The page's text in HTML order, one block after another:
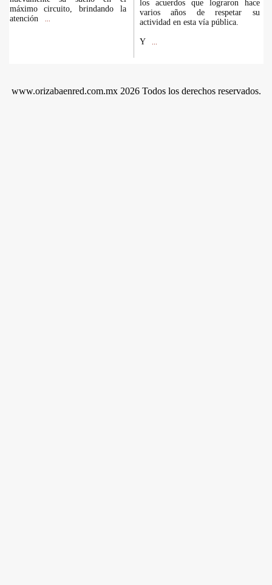
máximo circuito, brindando la
atención
los acuerdos que lograron hace
varios años de respetar su
actividad en esta vía pública.
Y
www.orizabaenred.com.mx 2026 Todos los derechos reservados.